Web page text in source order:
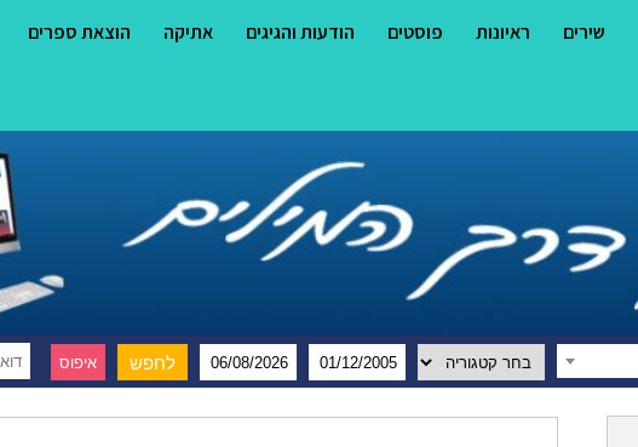
שירים ראיונות פוסטים הודעות והגיגים אתיקה הוצאת ספרים